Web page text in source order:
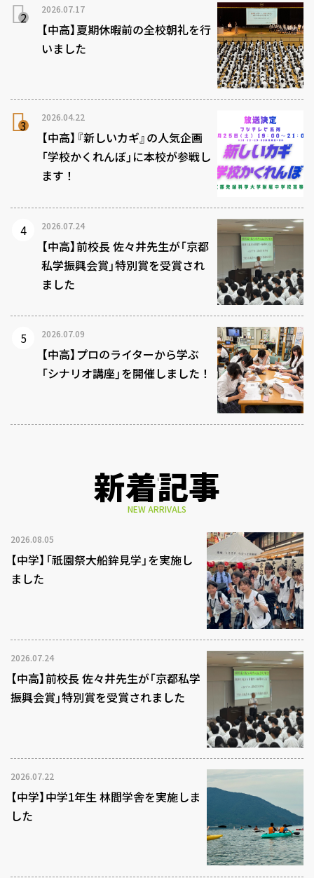
2026.07.17
【中高】夏期休暇前の全校朝礼を行
いました
2026.04.22
【中高】『新しいカギ』の人気企画
「学校かくれんぼ」に本校が参戦し
ます！
2026.07.24
【中高】前校長 佐々井先生が「京都
私学振興会賞」特別賞を受賞され
ました
2026.07.09
【中高】プロのライターから学ぶ
「シナリオ講座」を開催しました！
新着記事
NEW ARRIVALS
2026.08.05
【中学】「祇園祭大船鉾見学」を実施し
ました
2026.07.24
【中高】前校長 佐々井先生が「京都私学
振興会賞」特別賞を受賞されました
2026.07.22
【中学】中学1年生 林間学舎を実施しま
した